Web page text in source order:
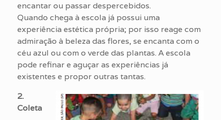
encantar ou passar despercebidos.
Quando chega à escola já possui uma
experiência estética própria; por isso reage com
admiração à beleza das flores, se encanta com o
céu azul ou com o verde das plantas. A escola
pode refinar e aguçar as experiências já
existentes e propor outras tantas.
2.
Coleta